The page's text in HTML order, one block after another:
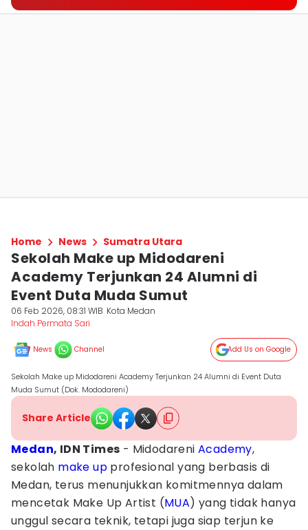
Home News Sumatra Utara
Sekolah Make up Midodareni
Academy Terjunkan 24 Alumni di
Event Duta Muda Sumut
06 Feb 2026, 08:31 WIB Kota Medan
Indah Permata Sari
News Channel Add Us on Google
Sekolah Make up Midodareni Academy Terjunkan 24 Alumni di Event Duta
Muda Sumut (Dok. Mododareni)
Share Article
Medan, IDN Times - MidodareniAcademy,
sekolah make up profesional yang berbasis di
Medan, terus menunjukkan komitmennya dalam
mencetak Make Up Artist (MUA) yang tidak hanya
unggul secara teknik, tetapi juga siap terjun ke